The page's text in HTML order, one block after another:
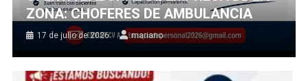
ZONA: CHOFERES DE AMBULANCIA
17 de julio de 2026 mariano